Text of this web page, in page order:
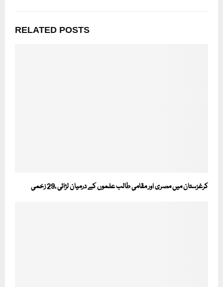
RELATED POSTS
کرغزستان میں مصری اور مقامی طالب علموں کے درمیان لڑائی ،29 زخمی